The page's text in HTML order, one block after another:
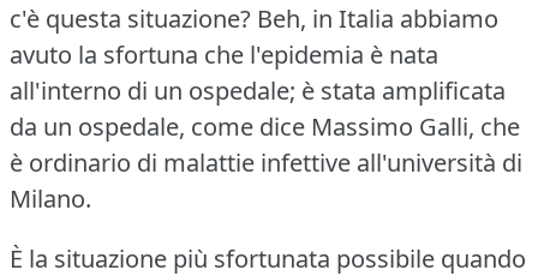
c'è questa situazione? Beh, in Italia abbiamo
avuto la sfortuna che l'epidemia è nata
all'interno di un ospedale; è stata amplificata
da un ospedale, come dice Massimo Galli, che
è ordinario di malattie infettive all'università di
Milano.
È la situazione più sfortunata possibile quando